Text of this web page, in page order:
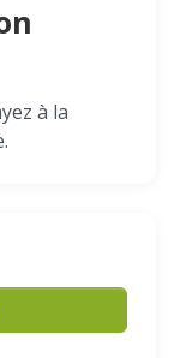
à la